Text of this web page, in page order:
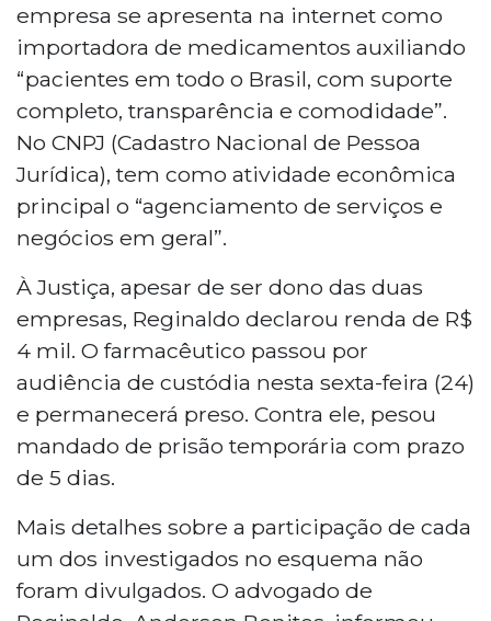
empresa se apresenta na internet como
importadora de medicamentos auxiliando
“pacientes em todo o Brasil, com suporte
completo, transparência e comodidade”.
No CNPJ (Cadastro Nacional de Pessoa
Jurídica), tem como atividade econômica
principal o “agenciamento de serviços e
negócios em geral”.
À Justiça, apesar de ser dono das duas
empresas, Reginaldo declarou renda de R$
4 mil. O farmacêutico passou por
audiência de custódia nesta sexta-feira (24)
e permanecerá preso. Contra ele, pesou
mandado de prisão temporária com prazo
de 5 dias.
Mais detalhes sobre a participação de cada
um dos investigados no esquema não
foram divulgados. O advogado de